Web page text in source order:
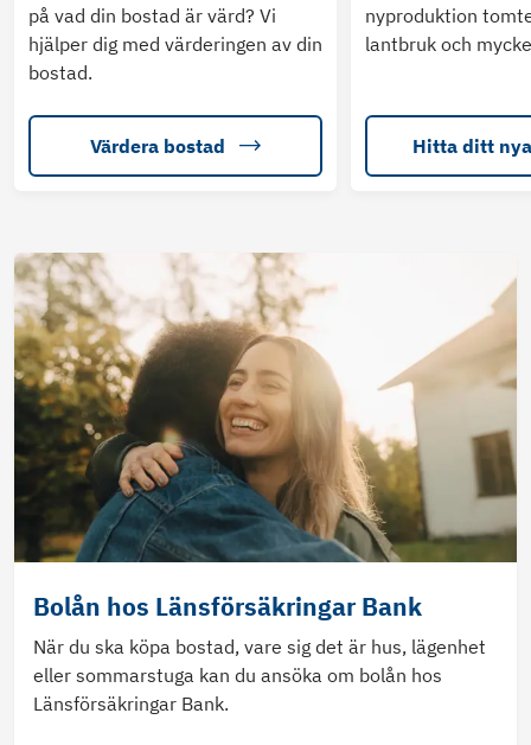
på vad din bostad är värd? Vi
hjälper dig med värderingen av din
bostad.
Värdera bostad
nyproduktion
lantbruk och
Hitta ditt
Bolån hos Länsförsäkringar Bank
När du ska köpa bostad, vare sig det är hus, lägenhet
eller sommarstuga kan du ansöka om bolån hos
Länsförsäkringar Bank.